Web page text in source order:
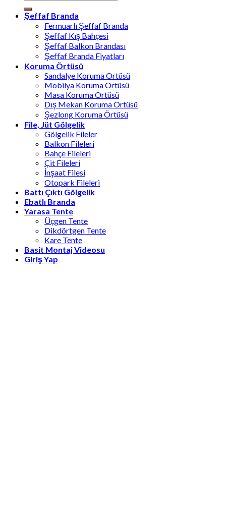
Şeffaf Branda
Fermuarlı Şeffaf Branda
Şeffaf Kış Bahçesi
Şeffaf Balkon Brandası
Şeffaf Branda Fiyatları
Koruma Örtüsü
Sandalye Koruma Ortüsü
Mobilya Koruma Ortüsü
Masa Koruma Ortüsü
Dış Mekan Koruma Ortüsü
Şezlong Koruma Örtüsü
File, Jüt Gölgelik
Gölgelik Fileler
Balkon Fileleri
Bahçe Fileleri
Çit Fileleri
İnşaat Filesi
Otopark Fileleri
Battı Çıktı Gölgelik
Ebatlı Branda
Yarasa Tente
Üçgen Tente
Dikdörtgen Tente
Kare Tente
Basit Montaj Videosu
Giriş Yap